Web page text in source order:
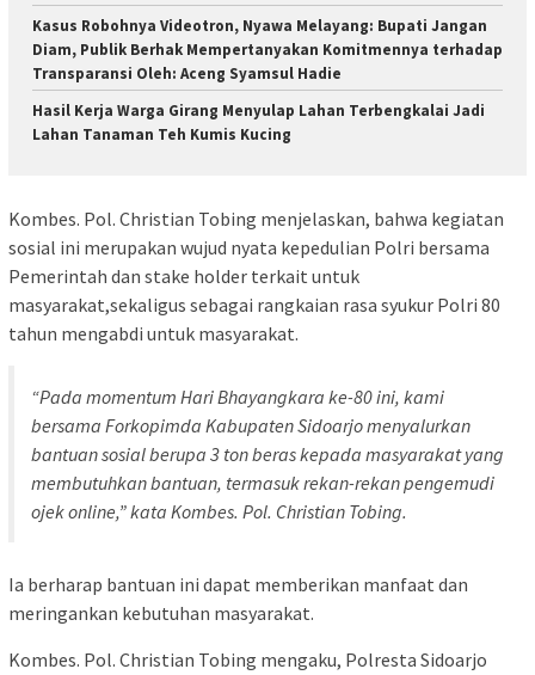
Kasus Robohnya Videotron, Nyawa Melayang: Bupati Jangan
Diam, Publik Berhak Mempertanyakan Komitmennya terhadap
Transparansi Oleh: Aceng Syamsul Hadie
Hasil Kerja Warga Girang Menyulap Lahan Terbengkalai Jadi
Lahan Tanaman Teh Kumis Kucing
Kombes. Pol. Christian Tobing menjelaskan, bahwa kegiatan
sosial ini merupakan wujud nyata kepedulian Polri bersama
Pemerintah dan stake holder terkait untuk
masyarakat,sekaligus sebagai rangkaian rasa syukur Polri 80
tahun mengabdi untuk masyarakat.
“Pada momentum Hari Bhayangkara ke-80 ini, kami
bersama Forkopimda Kabupaten Sidoarjo menyalurkan
bantuan sosial berupa 3 ton beras kepada masyarakat yang
membutuhkan bantuan, termasuk rekan-rekan pengemudi
ojek online,” kata Kombes. Pol. Christian Tobing.
Ia berharap bantuan ini dapat memberikan manfaat dan
meringankan kebutuhan masyarakat.
Kombes. Pol. Christian Tobing mengaku, Polresta Sidoarjo